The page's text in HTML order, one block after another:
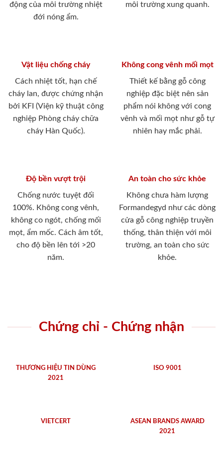
động của môi trường nhiệt
đới nóng ẩm.
môi trường xung quanh.
Vật liệu chống cháy
Cách nhiệt tốt, hạn chế
cháy lan, được chứng nhận
bởi KFI (Viện kỹ thuật công
nghiệp Phòng cháy chữa
cháy Hàn Quốc).
Không cong vênh mối mọt
Thiết kế bằng gỗ công
nghiệp đặc biệt nên sản
phẩm nói không với cong
vênh và mối mọt như gỗ tự
nhiên hay mắc phải.
Độ bền vượt trội
Chống nước tuyệt đối
100%. Không cong vênh,
không co ngót, chống mối
mọt, ẩm mốc. Cách âm tốt,
cho độ bền lên tới >20
năm.
An toàn cho sức khỏe
Không chưa hàm lượng
Formandegyd như các dòng
cửa gỗ công nghiệp truyền
thống, thân thiện với môi
trường, an toàn cho sức
khỏe.
Chứng chỉ - Chứng nhận
THƯƠNG HIỆU TIN DÙNG
2021
ISO 9001
VIETCERT
ASEAN BRANDS AWARD
2021